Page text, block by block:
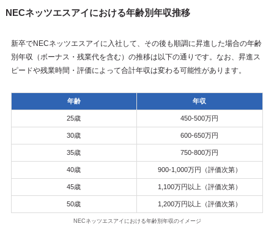
NECネッツエスアイにおける年齢別年収推移
新卒でNECネッツエスアイに入社して、その後も順調に昇進した場合の年齢
別年収（ボーナス・残業代を含む）の推移は以下の通りです。なお、昇進ス
ピードや残業時間・評価によって合計年収は変わる可能性があります。
年齢 年収
25歳 450-500万円
30歳 600-650万円
35歳 750-800万円
40歳 900-1,000万円（評価次第）
45歳 1,100万円以上（評価次第）
50歳 1,200万円以上（評価次第）
NECネッツエスアイにおける年齢別年収のイメージ